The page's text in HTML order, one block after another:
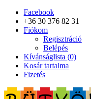
Facebook
+36 30 376 82 31
Fiókom
Regisztráció
Belépés
Kívánságlista (0)
Kosár tartalma
Fizetés